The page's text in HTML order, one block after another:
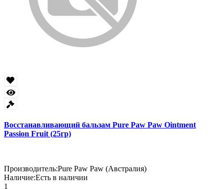
Восстанавливающий бальзам Pure Paw Paw Ointment
Passion Fruit (25гр)
Производитель:Pure Paw Paw (Австралия)
Наличие:Есть в наличии
1